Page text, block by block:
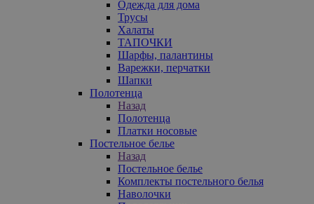
Одежда для дома
Трусы
Халаты
ТАПОЧКИ
Шарфы, палантины
Варежки, перчатки
Шапки
Полотенца
Назад
Полотенца
Платки носовые
Постельное белье
Назад
Постельное белье
Комплекты постельного белья
Наволочки